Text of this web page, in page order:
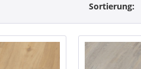
Sortierung: